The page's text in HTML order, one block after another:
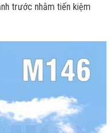
trước nhằm tiến kiệm